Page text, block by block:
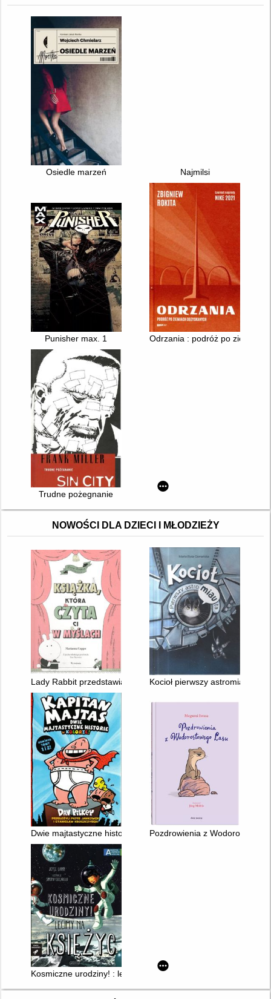
Osiedle marzeń Najmilsi
Punisher max. 1 Odrzania : podróż po ziemiach
Trudne pożegnanie
NOWOŚCI DLA DZIECI I MŁODZIEŻY
Lady Rabbit przedstawia : Książka, która czyta ci w myślach
Kocioł pierwszy astromiauta
Dwie majtastyczne historie : w kolorzePozdrowienia z
Kosmiczne urodziny! : lecimy na księżyc